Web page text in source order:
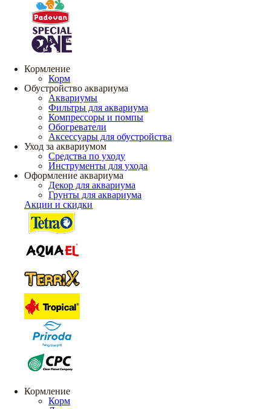
Кормление
Корм
Обустройство аквариума
Аквариумы
Фильтры для аквариума
Компрессоры и помпы
Обогреватели
Аксессуары для обустройства
Уход за аквариумом
Средства по уходу
Инструменты для ухода
Оформление аквариума
Декор для аквариума
Грунты для аквариума
Акции и скидки
Кормление
Корм